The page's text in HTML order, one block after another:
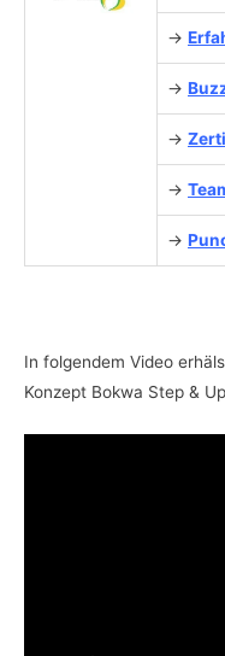
→
→
→
→
→
In folgendem Video
Konzept Bokwa Step &